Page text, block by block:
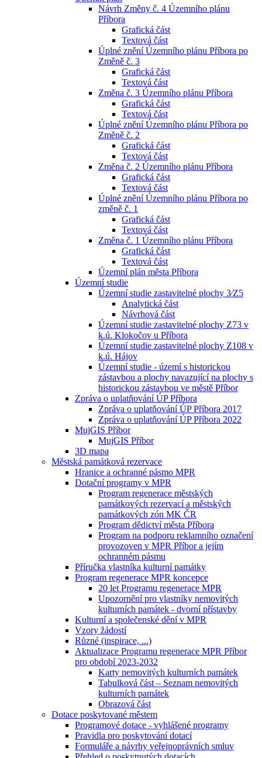
Návrh Změny č. 4 Územního plánu
Příbora
Grafická část
Textová část
Úplné znění Územního plánu Příbora po
Změně č. 3
Grafická část
Textová část
Změna č. 3 Územního plánu Příbora
Grafická část
Textová část
Úplné znění Územního plánu Příbora po
Změně č. 2
Grafická část
Textová část
Změna č. 2 Územního plánu Příbora
Grafická část
Textová část
Úplné znění Územního plánu Příbora po
změně č. 1
Grafická část
Textová část
Změna č. 1 Územního plánu Příbora
Grafická část
Textová část
Územní plán města Příbora
Územní studie
Územní studie zastavitelné plochy 3⁄Z5
Analytická část
Návrhová část
Územní studie zastavitelné plochy Z73 v
k.ú. Klokočov u Příbora
Územní studie zastavitelné plochy Z108 v
k.ú. Hájov
Územní studie - území s historickou
zástavbou a plochy navazující na plochy s
historickou zástavbou ve městě Příbor
Zpráva o uplatňování ÚP Příbora
Zpráva o uplatňování ÚP Příbora 2017
Zpráva o uplatňování ÚP Příbora 2022
MujGIS Příbor
MujGIS Příbor
3D mapa
Městská památková rezervace
Hranice a ochranné pásmo MPR
Dotační programy v MPR
Program regenerace městských
památkových rezervací a městských
památkových zón MK ČR
Program dědictví města Příbora
Program na podporu reklamního označení
provozoven v MPR Příbor a jejím
ochranném pásmu
Příručka vlastníka kulturní památky
Program regenerace MPR koncepce
20 let Programu regenerace MPR
Upozornění pro vlastníky nemovitých
kulturních památek - dvorní přístavby
Kulturní a společenské dění v MPR
Vzory žádostí
Různé (inspirace, ...)
Aktualizace Programu regenerace MPR Příbor
pro období 2023-2032
Karty nemovitých kulturních památek
Tabulková část – Seznam nemovitých
kulturních památek
Obrazová část
Dotace poskytované městem
Programové dotace - vyhlášené programy
Pravidla pro poskytování dotací
Formuláře a návrhy veřejnoprávních smluv